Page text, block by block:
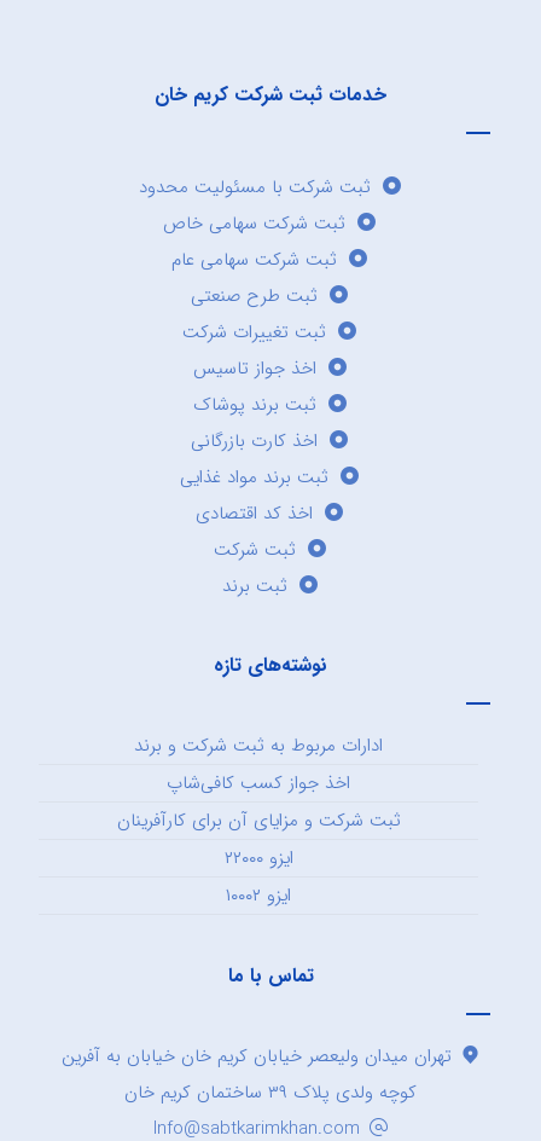
خدمات ثبت شرکت کریم خان
ثبت شرکت با مسئولیت محدود
ثبت شرکت سهامی خاص
ثبت شرکت سهامی عام
ثبت طرح صنعتی
ثبت تغییرات شرکت
اخذ جواز تاسیس
ثبت برند پوشاک
اخذ کارت بازرگانی
ثبت برند مواد غذایی
اخذ کد اقتصادی
ثبت شرکت
ثبت برند
نوشته‌های تازه
ادارات مربوط به ثبت شرکت و برند
اخذ جواز کسب کافی‌شاپ
ثبت شرکت و مزایای آن برای کارآفرینان
ایزو ۲۲۰۰۰
ایزو ۱۰۰۰۲
تماس با ما
تهران میدان ولیعصر خیابان کریم خان خیابان به آفرین
کوچه ولدی پلاک ۳۹ ساختمان کریم خان
Info@sabtkarimkhan.com